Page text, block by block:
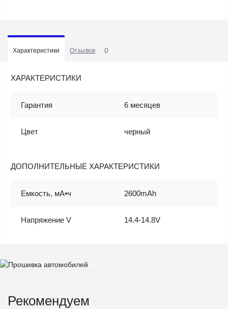
Характеристики Отзывов 0
ХАРАКТЕРИСТИКИ
Гарантия 6 месяцев
Цвет черный
ДОПОЛНИТЕЛЬНЫЕ ХАРАКТЕРИСТИКИ
Емкость, мА•ч 2600mAh
Напряжение V 14.4-14.8V
Рекомендуем